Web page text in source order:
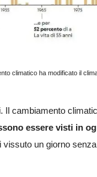
climatico ha modificato il
Il cambiamento
essere visti in
vissuto un giorno